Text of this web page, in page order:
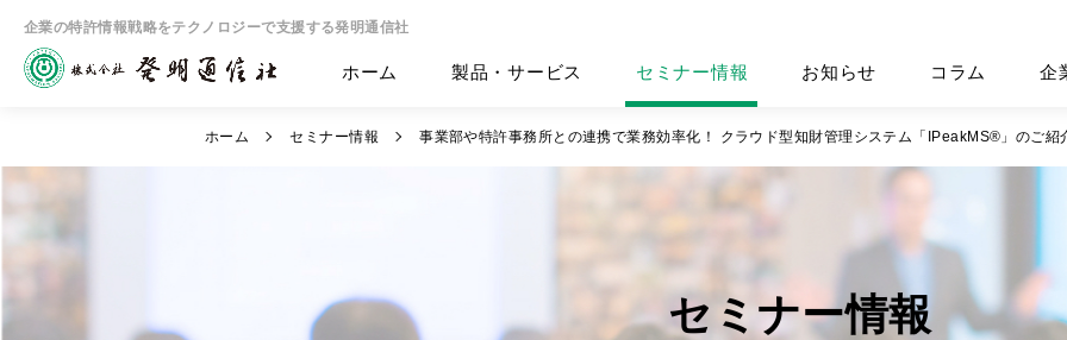
企業の特許情報戦略をテクノロジーで支援する発明通信社
ホーム 製品・サービス セミナー情報 お知らせ コラム 企
ホーム セミナー情報 事業部や特許事務所との連携で業務効率化！ クラウド型知財管理システム「IPeakMS®」のご紹
セミナー情報